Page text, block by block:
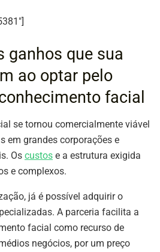
ganhos que sua
ao optar pelo
facial
se tornou comercialmente viável
em grandes corporações e
Os custos e a estrutura exigida
e complexos.
já é possível adquirir o
A parceria facilita a
facial como recurso de
negócios, por um preço